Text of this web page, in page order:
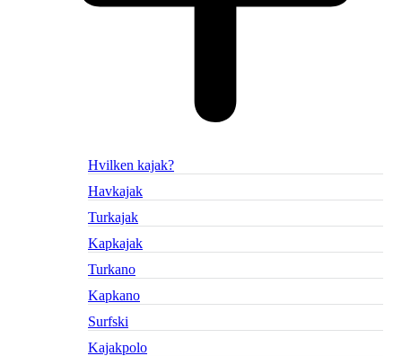
Hvilken kajak?
Havkajak
Turkajak
Kapkajak
Turkano
Kapkano
Surfski
Kajakpolo